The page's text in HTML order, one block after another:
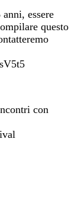
essere
questo
con